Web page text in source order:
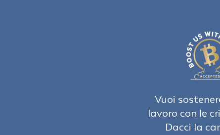
Vuoi
lavoro con le
Dacci la